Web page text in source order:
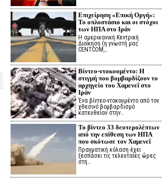
Επιχείρηση «Επική Οργή»:
Το οπλοστάσιο και οι στόχοι
των ΗΠΑ στο Ιράν
Η αμερικανική Κεντρική
Διοίκηση (η γνωστή μας
CENTCOM,…
Βίντεο-ντοκουμέντο: Η
στιγμή που βομβαρδίζουν το
αρχηγείο του Χαμενεΐ στο
Ιράν
Ένα βίντεο-ντοκουμέντο από τον
χθεσινό βομβαρδισμό
κατευθείαν στην…
Το βίντεο 33 δευτερολέπτων
από την επίθεση των ΗΠΑ
που σκότωσε τον Χαμενεΐ
Πραγματική κόλαση έχει
ξεσπάσει τις τελευταίες ώρες
στη…